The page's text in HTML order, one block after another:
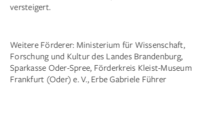
versteigert.
Weitere Förderer: Ministerium für Wissenschaft,
Forschung und Kultur des Landes Brandenburg,
Sparkasse Oder-Spree, Förderkreis Kleist-Museum
Frankfurt (Oder) e. V., Erbe Gabriele Führer